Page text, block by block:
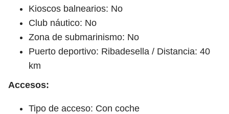
Kioscos balnearios: No
Club náutico: No
Zona de submarinismo: No
Puerto deportivo: Ribadesella / Distancia: 40
km
Accesos:
Tipo de acceso: Con coche